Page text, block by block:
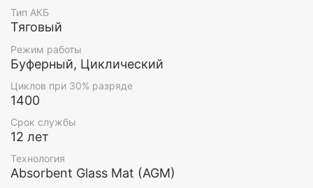
Тип АКБ
Тяговый
Режим работы
Буферный, Циклический
Циклов при 30% разряде
1400
Срок службы
12 лет
Технология
Absorbent Glass Mat (AGM)